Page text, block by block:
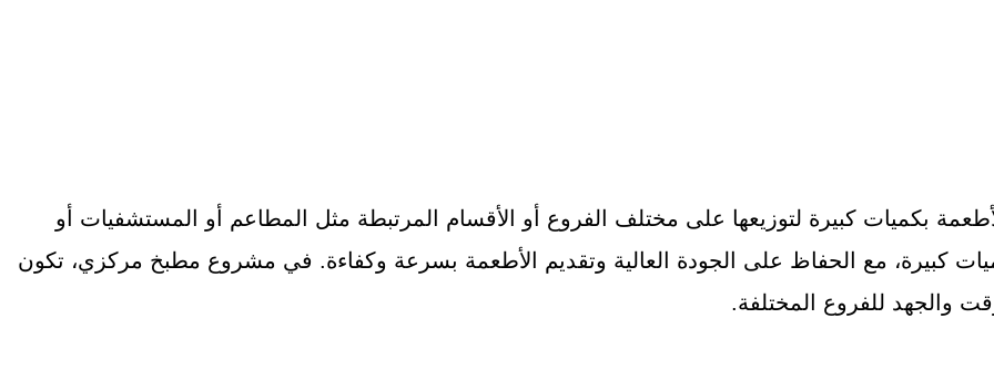
بكميات كبيرة لتوزيعها على مختلف الفروع أو الأقسام المرتبطة مثل المطاعم أو المستشفيات أو
كبيرة، مع الحفاظ على الجودة العالية وتقديم الأطعمة بسرعة وكفاءة. في مشروع مطبخ مركزي، تكون
والجهد للفروع المختلفة.